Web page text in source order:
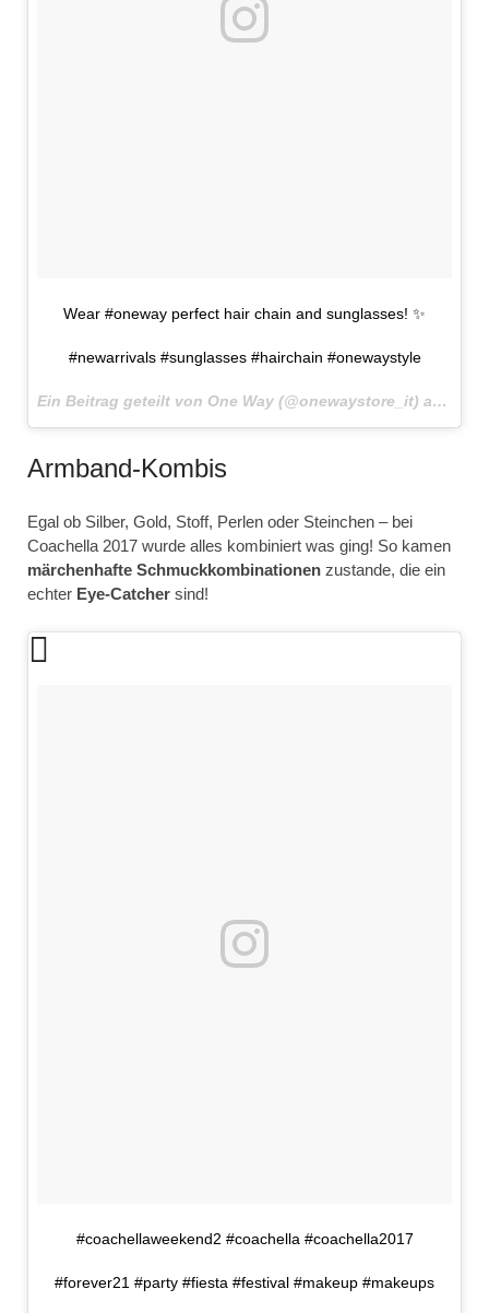
Wear #oneway perfect hair chain and sunglasses! ✨
#newarrivals #sunglasses #hairchain #onewaystyle
Ein Beitrag geteilt von One Way (@onewaystore_it) am
Armband-Kombis
Egal ob Silber, Gold, Stoff, Perlen oder Steinchen – bei
Coachella 2017 wurde alles kombiniert was ging! So kamen
märchenhafte Schmuckkombinationen zustande, die ein
echter Eye-Catcher sind!
#coachellaweekend2 #coachella #coachella2017
#forever21 #party #fiesta #festival #makeup #makeups